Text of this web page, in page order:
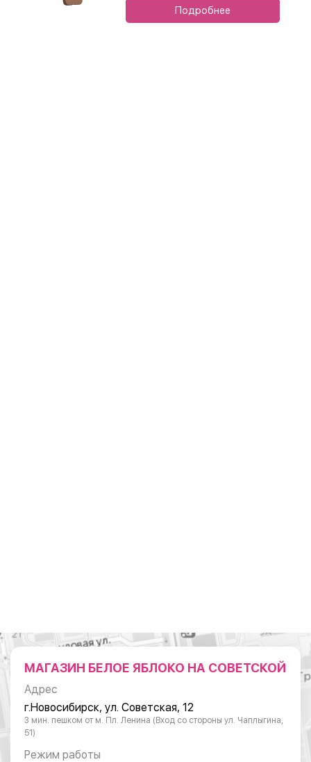
Подробнее
МАГАЗИН БЕЛОЕ ЯБЛОКО НА СОВЕТСКОЙ
Адрес
г.Новосибирск, ул. Советская, 12
3 мин. пешком от м. Пл. Ленина (Вход со стороны ул. Чаплыгина,
51)
Режим работы